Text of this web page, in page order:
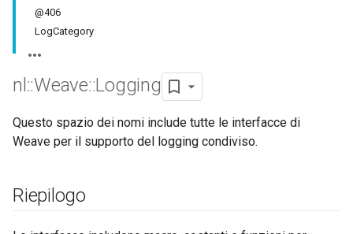
@406
LogCategory
nl ::Weave::Logging
Questo spazio dei nomi include tutte le interfacce di
Weave per il supporto del logging condiviso.
Riepilogo